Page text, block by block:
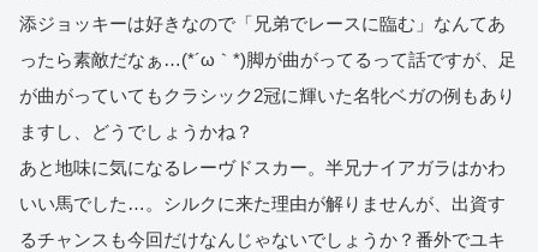
添ジョッキーは好きなので「兄弟でレースに臨む」なんてあ
ったら素敵だなぁ…(*´ω｀*)脚が曲がってるって話ですが、足
が曲がっていてもクラシック2冠に輝いた名牝ベガの例もあり
ますし、どうでしょうかね？
あと地味に気になるレーヴドスカー。半兄ナイアガラはかわ
いい馬でした…。シルクに来た理由が解りませんが、出資す
るチャンスも今回だけなんじゃないでしょうか？番外でユキ